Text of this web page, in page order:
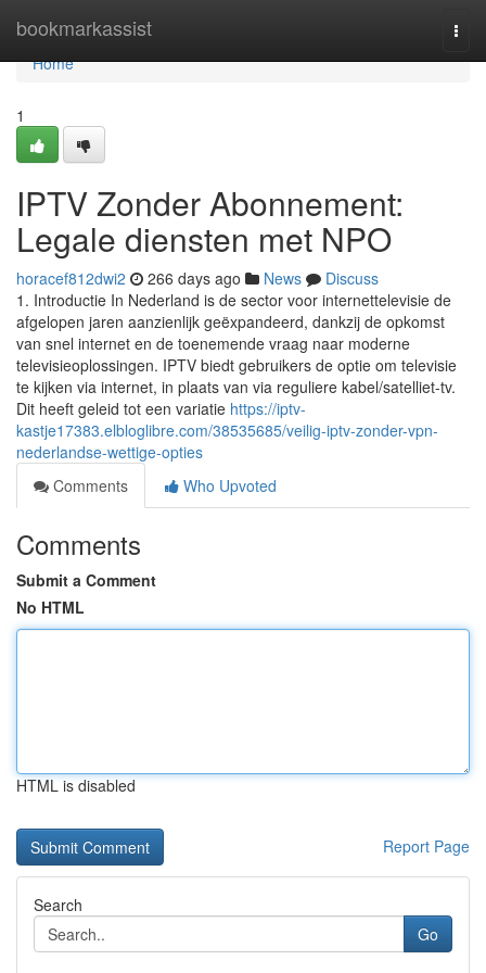
bookmarkassist
Home
Home
1
IPTV Zonder Abonnement:
Legale diensten met NPO
horacef812dwi2 266 days ago News
Discuss
1. Introductie In Nederland is de sector voor internettelevisie de
afgelopen jaren aanzienlijk geëxpandeerd, dankzij de opkomst
van snel internet en de toenemende vraag naar moderne
televisieoplossingen. IPTV biedt gebruikers de optie om televisie
te kijken via internet, in plaats van via reguliere kabel/satelliet-tv.
Dit heeft geleid tot een variatie https://iptv-
kastje17383.elbloglibre.com/38535685/veilig-iptv-zonder-vpn-
nederlandse-wettige-opties
Comments
Who Upvoted
Comments
Submit a Comment
No HTML
HTML is disabled
Report Page
Search
Go